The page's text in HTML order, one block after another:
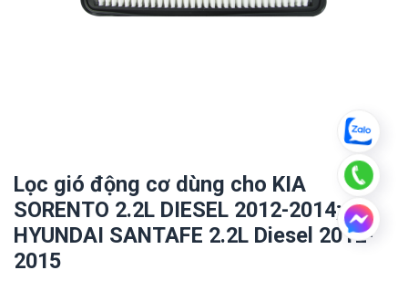
Lọc gió động cơ dùng cho KIA
SORENTO 2.2L DIESEL 2012-2014;
HYUNDAI SANTAFE 2.2L Diesel 2012-
2015